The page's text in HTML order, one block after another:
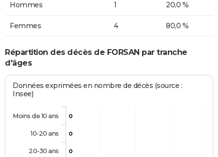
Hommes 1 20,0 %
Femmes 4 80,0 %
Répartition des décès de FORSAN par tranche
d'âges
Données exprimées en nombre de décès (source :
Insee)
0
0
0
Moins de 10 ans
10-20 ans
20-30 ans